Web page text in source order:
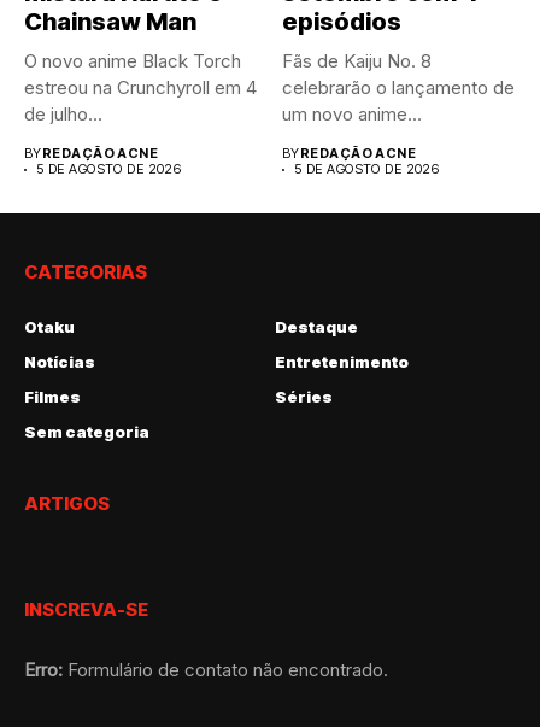
Chainsaw Man
O novo anime Black Torch
estreou na Crunchyroll em 4
de julho...
BYREDAÇÃO ACNE
5 DE AGOSTO DE 2026
episódios
Fãs de Kaiju No. 8
celebrarão o lançamento de
um novo anime...
BYREDAÇÃO ACNE
5 DE AGOSTO DE 2026
CATEGORIAS
Otaku
Destaque
Notícias
Entretenimento
Filmes
Séries
Sem categoria
ARTIGOS
INSCREVA-SE
Erro: Formulário de contato não encontrado.